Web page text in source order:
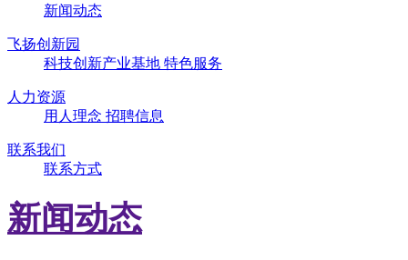
新闻动态
飞扬创新园
科技创新产业基地 特色服务
人力资源
用人理念 招聘信息
联系我们
联系方式
新闻动态